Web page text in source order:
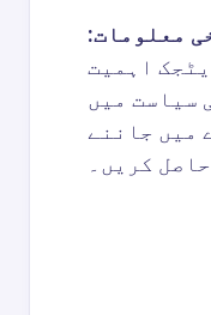
معلومات:
اہمیت
سیاست میں
میں جاننے
کریں۔